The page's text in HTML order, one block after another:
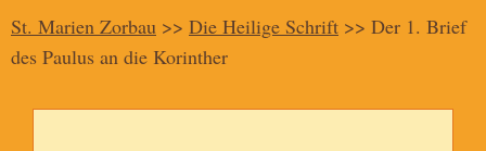
St. Marien Zorbau >> Die Heilige Schrift >> Der 1. Brief
des Paulus an die Korinther